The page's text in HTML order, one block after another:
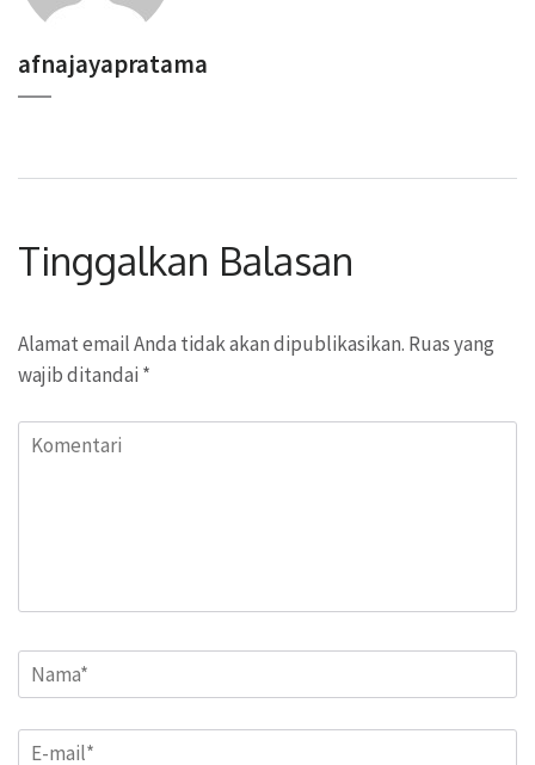
afnajayapratama
Tinggalkan Balasan
Alamat email Anda tidak akan dipublikasikan. Ruas yang
wajib ditandai *
Komentari
Name*
Email*